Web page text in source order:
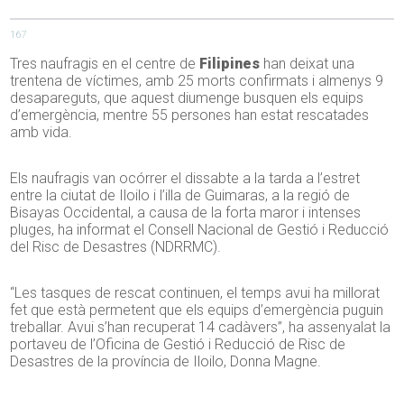
167
Tres naufragis en el centre de Filipines han deixat una
trentena de víctimes, amb 25 morts confirmats i almenys 9
desapareguts, que aquest diumenge busquen els equips
d’emergència, mentre 55 persones han estat rescatades
amb vida.
Els naufragis van ocórrer el dissabte a la tarda a l’estret
entre la ciutat de Iloilo i l’illa de Guimaras, a la regió de
Bisayas Occidental, a causa de la forta maror i intenses
pluges, ha informat el Consell Nacional de Gestió i Reducció
del Risc de Desastres (NDRRMC).
“Les tasques de rescat continuen, el temps avui ha millorat
fet que està permetent que els equips d’emergència puguin
treballar. Avui s’han recuperat 14 cadàvers”, ha assenyalat la
portaveu de l’Oficina de Gestió i Reducció de Risc de
Desastres de la província de Iloilo, Donna Magne.